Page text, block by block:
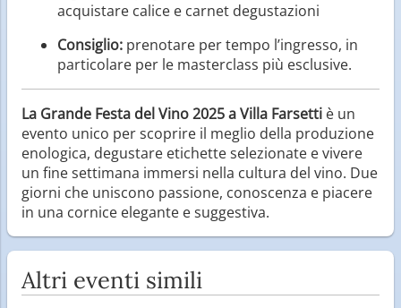
acquistare calice e carnet degustazioni
Consiglio: prenotare per tempo l’ingresso, in
particolare per le masterclass più esclusive.
La Grande Festa del Vino 2025 a Villa Farsetti è un
evento unico per scoprire il meglio della produzione
enologica, degustare etichette selezionate e vivere
un fine settimana immersi nella cultura del vino. Due
giorni che uniscono passione, conoscenza e piacere
in una cornice elegante e suggestiva.
Altri eventi simili